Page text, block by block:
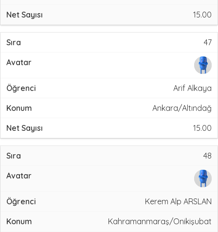
15.00
47
Arif Alkaya
Ankara/Altındağ
15.00
48
Kerem Alp ARSLAN
Kahramanmaraş/Onikişubat